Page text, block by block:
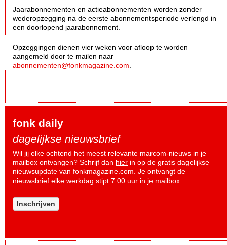
Jaarabonnementen en actieabonnementen worden zonder
wederopzegging na de eerste abonnementsperiode verlengd in
een doorlopend jaarabonnement.
Opzeggingen dienen vier weken voor afloop te worden
aangemeld door te mailen naar
abonnementen@fonkmagazine.com.
fonk daily
dagelijkse nieuwsbrief
Wil jij elke ochtend het meest relevante marcom-nieuws in je
mailbox ontvangen? Schrijf dan hier in op de gratis dagelijkse
nieuwsupdate van fonkmagazine.com. Je ontvangt de
nieuwsbrief elke werkdag stipt 7.00 uur in je mailbox.
Inschrijven